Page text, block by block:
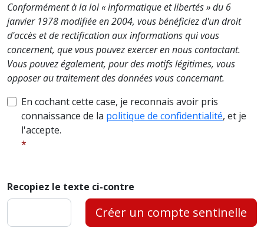
Conformément à la loi « informatique et libertés » du 6
janvier 1978 modifiée en 2004, vous bénéficiez d'un droit
d'accès et de rectification aux informations qui vous
concernent, que vous pouvez exercer en nous contactant.
Vous pouvez également, pour des motifs légitimes, vous
opposer au traitement des données vous concernant.
En cochant cette case, je reconnais avoir pris
connaissance de la politique de confidentialité, et je
l'accepte.
Recopiez le texte ci-contre
Créer un compte sentinelle